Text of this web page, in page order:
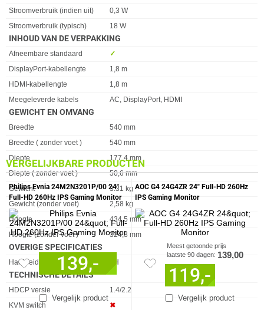
Stroomverbruik (indien uit)
0,3 W
Stroomverbruik (typisch)
18 W
INHOUD VAN DE VERPAKKING
Eigenschap Waarde
Afneembare standaard
✓︎
DisplayPort-kabellengte
1,8 m
HDMI-kabellengte
1,8 m
Meegeleverde kabels
AC, DisplayPort, HDMI
GEWICHT EN OMVANG
Eigenschap
Breedte
540 mm
Breedte ( zonder voet )
540 mm
Diepte
177.4 mm
Diepte ( zonder voet )
50,6 mm
Gewicht
3.31 kg
Gewicht (zonder voet)
2,58 kg
Hoogte
434.5 mm
Hoogte (zonder voet )
324,8 mm
OVERIGE SPECIFICATIES
Eigenschap Waarde
Hardheid oppervlak 3H
TECHNISCHE DETAILS
Eigenschap Waarde
HDCP versie
1.4/2.2
KVM switch
✖︎
VERGELIJKBARE PRODUCTEN
Philips Evnia 24M2N3201P/00 24"
Full-HD 260Hz IPS Gaming Monitor
Vergelijk product
139,-
AOC G4 24G4ZR 24" Full-HD 260Hz
IPS Gaming Monitor
Vergelijk product
Meest getoonde prijs
laatste 90 dagen: 139,00
119,-